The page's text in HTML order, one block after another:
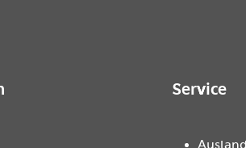
Service